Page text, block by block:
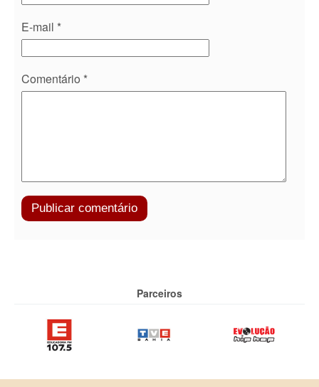
E-mail *
Comentário *
Parceiros